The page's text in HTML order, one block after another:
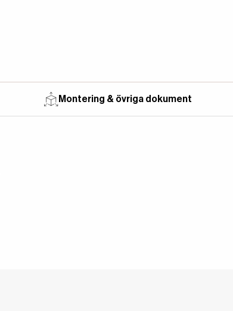
Montering & övriga dokument